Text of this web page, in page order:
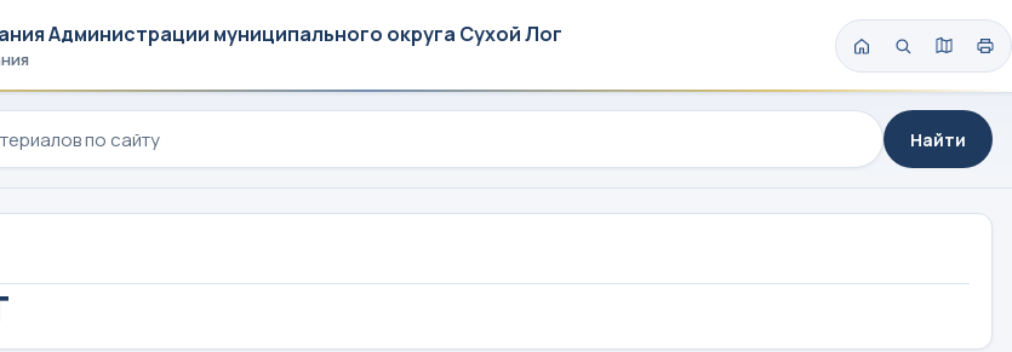
Администрации муниципального округа Сухой Лог
Найти